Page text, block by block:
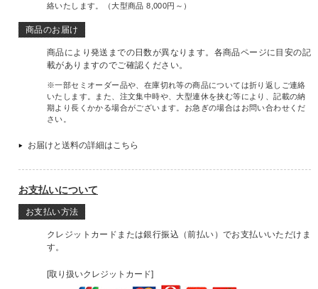
絡いたします。（大型商品 8,000円～）
商品のお届け
商品により発送までの日数が異なります。各商品ページに目安の記
載がありますのでご確認ください。
※一部セミオーダー品や、在庫切れ等の商品については折り返しご連絡
いたします。また、注文集中時や、大型連休を挟む等により、記載の納
期より長くかかる場合がございます。お急ぎの場合はお問い合わせくだ
さい。
お届けと送料の詳細はこちら
お支払いについて
お支払い方法
クレジットカードまたは銀行振込（前払い）でお支払いいただけま
す。
[取り扱いクレジットカード]